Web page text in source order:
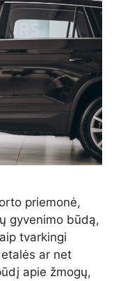
priemonė,
gyvenimo būdą,
tvarkingi
ar net
apie žmogų,